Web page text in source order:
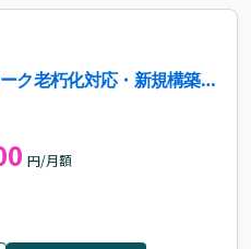
ク老朽化対応・新規構築
円/月額